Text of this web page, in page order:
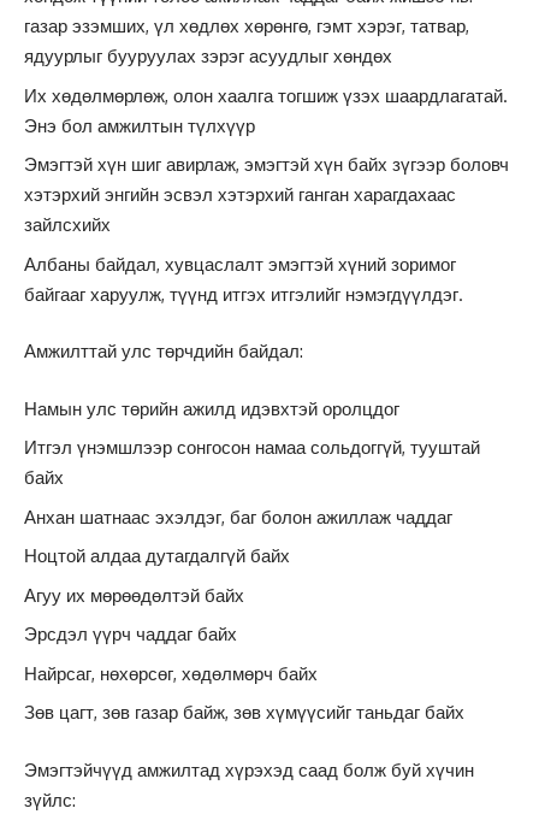
газар эзэмших, үл хөдлөх хөрөнгө, гэмт хэрэг, татвар,
ядуурлыг бууруулах зэрэг асуудлыг хөндөх
Их хөдөлмөрлөж, олон хаалга тогшиж үзэх шаардлагатай.
Энэ бол амжилтын түлхүүр
Эмэгтэй хүн шиг авирлаж, эмэгтэй хүн байх зүгээр боловч
хэтэрхий энгийн эсвэл хэтэрхий ганган харагдахаас
зайлсхийх
Албаны байдал, хувцаслалт эмэгтэй хүний зоримог
байгааг харуулж, түүнд итгэх итгэлийг нэмэгдүүлдэг.
Амжилттай улс төрчдийн байдал:
Намын улс төрийн ажилд идэвхтэй оролцдог
Итгэл үнэмшлээр сонгосон намаа сольдоггүй, тууштай
байх
Анхан шатнаас эхэлдэг, баг болон ажиллаж чаддаг
Ноцтой алдаа дутагдалгүй байх
Агуу их мөрөөдөлтэй байх
Эрсдэл үүрч чаддаг байх
Найрсаг, нөхөрсөг, хөдөлмөрч байх
Зөв цагт, зөв газар байж, зөв хүмүүсийг таньдаг байх
Эмэгтэйчүүд амжилтад хүрэхэд саад болж буй хүчин
зүйлс: